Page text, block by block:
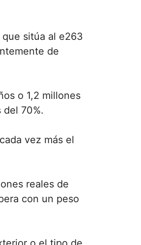
sitúa al e263
de
o 1,2 millones
70%.
vez más el
reales de
con un peso